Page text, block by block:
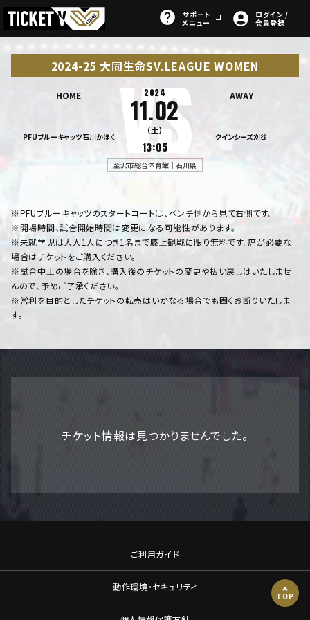
サポート
メニュー
ログイン /
会員登録
2024-25 大同生命SV.LEAGUE WOMEN
HOME
PFUブルーキャッツ石川かほく
2024
11.02
（土）
13:05
AWAY
クインシーズ刈谷
金沢市総合体育館｜石川県
※PFUブルーキャッツのスタートコートは、ベンチ側から見て右側です。
※開場時間、試合開始時間は変更になる可能性があります。
※未就学児は大人1人につき1名まで膝上観戦に限り無料です。席が必要な
場合はチケットをご購入ください。
※試合中止の場合を除き、購入後のチケットの変更や払い戻しはいたしませ
んので、予めご了承ください。
※営利を目的としたチケットの転売はいかなる場合でも固くお断りいたしま
す。
チケット情報は見つかりませんでした。
ご利用ガイド
動作環境・セキュリティ
TOP